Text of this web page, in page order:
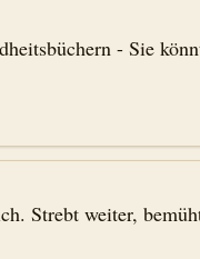
- Sie
Strebt weiter,